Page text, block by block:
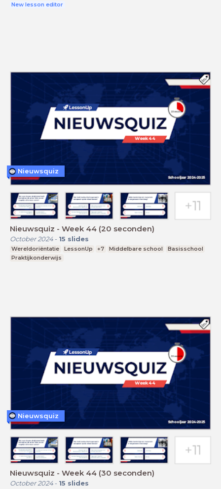
New lesson editor
Nieuwsquiz - Week 44 (20 seconden)
October 2024- 15 slides
Wereldoriëntatie LessonUp +7 Middelbare school
Basisschool
Praktijkonderwijs
Nieuwsquiz
Nieuwsquiz - Week 44 (30 seconden)
October 2024- 15 slides
Nieuwsquiz